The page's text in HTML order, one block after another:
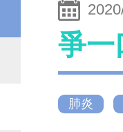
爭一
肺炎